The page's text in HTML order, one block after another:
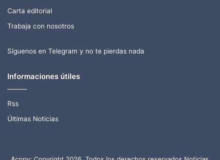
Carta editorial
Trabaja con nosotros
Síguenos en Telegram y no te pierdas nada
Informaciones útiles
Rss
Últimas Noticias